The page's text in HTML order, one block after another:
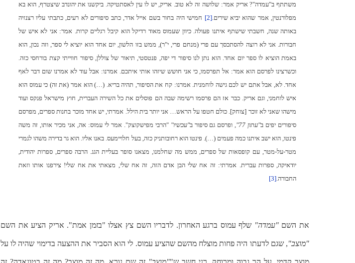
משתתף ב"עמדה"? אריק אמר: שלושה זה לא טוב. אריק, יש לו עין לאסתטיקה. ביקשנו את יהונדב שיצטרף, הוא בא
מפלורנטין, אמר שהוא יביא שירים.[2] חמישי היה בחור בשם אייל אדר, כתב סיפורים לא רעים, כתבתי עליו רצנזיה
באותה שנה, חשבתי שישתף איתנו פעולה. כיוון שעמוס מאוד רדיקל הוא קיבל רגליים קרות. אמר: אני לא איש של
חבורות. אני לא רוצה להסתכסך עם פרי (מנחם פרי, י"ר), ממש בזו הלשון, יום אחד הוא יוציא לי ספר, וזה נכון, הוא
באמת הוציא לו ספר יום אחד. הוא נתן לנו סיפור די יפה, פנטסטי, תיאור של צוללן, סיפור חווייתי קצת בורחסי כזה.
וכשרצינו לפרסם הוא אמר: אל תפרסמו, כי אני חושש שיזהו אותי איתכם. אמרנו: אבל עוד לא אמרנו שום דבר לאף
אחד. לא, אבל אתם יש לכם גישה לוחמנית. אמרנו: קח את הסיפור, תהיה בריא. (…) הוא אמר (את זה) כי עמוס הוא
איש לוחמני, וגם אריק. כבר אז הם פרסמו רשימה שבה הם פוסלים את כל השירה העברית, חוץ מישראל פנקס ועוד
מישהו שאני לא זוכר [צוחק]. כולם חטפו על הראש… אני יותר בית הילל. אמרתי, יש אחד מוכר בחנות ספרים, מפרסם
סיפורים יפים ב"עתון 77" , ופרסם גם סיפור ב"עכשיו" "הרבי מפישקוצק". אמר לי עמוס: אה, אני מכיר אותו, זה משה
פינטו, הוא ישב איתנו כמה פעמים (…). פינטו הוא רחובותניק כזה, בעל חלויימעס. באנו אליו. הוא גר בדירה משהו לגמרי
מטר-על-מטר, עם קופסאות של ספרים, ממש מה שחלמנו, מצאנו סופר בעליית הגג. הרבה ספרים, ספרות יהודית,
יודאיקה, ספרות עברית. אמרתי: זה אח שלי הבן אדם הזה, זה אח שלי, מצאתי את אח שלי! צירפנו אותו וזאת
החבורה.[3]
את השם"עמדה" שלף עמוס ברגע האחרון. לדבריו השם צץ אצלו "בזמן אמת". אריק הציע את השם
"מוצב", שגם לדעתו היה פחות מוצלח מהשם שהציע עמוס. לי הוא הסביר את ההצעה בדימוי שהיה לו על